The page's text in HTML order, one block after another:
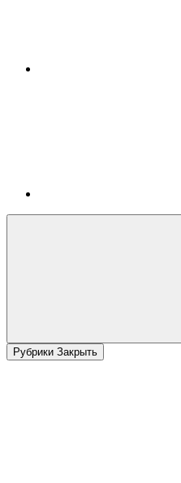
Рубрики Закрыть